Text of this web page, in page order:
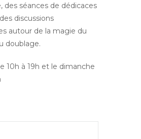
des séances de dédicaces
discussions
autour de la magie du
doublage.
10h à 19h et le dimanche